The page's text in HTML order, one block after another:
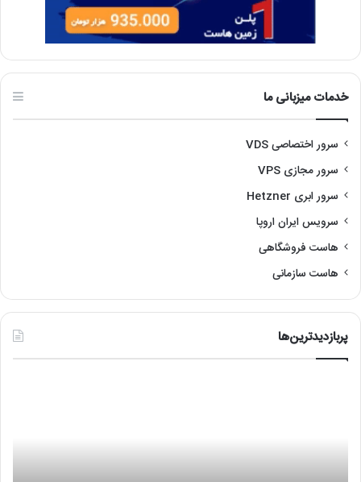
خدمات میزبانی ما
سرور اختصاصی VDS
سرور مجازی VPS
سرور ابری Hetzner
سرویس ایران اروپا
هاست فروشگاهی
هاست سازمانی
پربازدیدترین‌ها